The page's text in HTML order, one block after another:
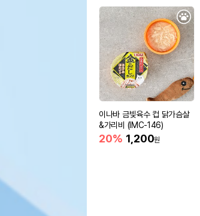
이나바 금빛육수 컵 닭가슴살
&가리비 (IMC-146)
20% 1,200원